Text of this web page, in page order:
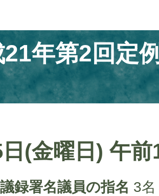
年第2回定
(金曜日) 午前
録署名議員の指名 3名